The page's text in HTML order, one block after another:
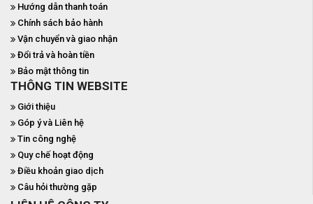
Hướng dẫn thanh toán
Chính sách bảo hành
Vận chuyển và giao nhận
Đổi trả và hoàn tiền
Bảo mật thông tin
THÔNG TIN WEBSITE
Giới thiệu
Góp ý và Liên hệ
Tin công nghệ
Quy chế hoạt động
Điều khoản giao dịch
Câu hỏi thường gặp